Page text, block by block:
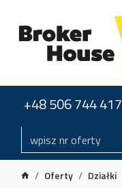
+48 506 744 417
Oferty Działki